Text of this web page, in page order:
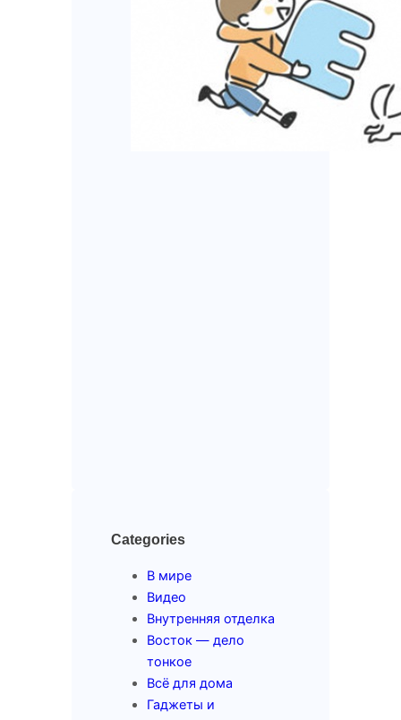
Categories
В мире
Видео
Внутренняя отделка
Восток — дело
тонкое
Всё для дома
Гаджеты и